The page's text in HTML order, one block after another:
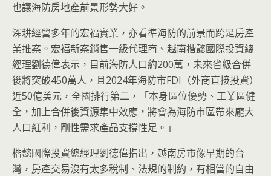
也讓海防房地產前景形勢大好。
深耕經營多年的宏福實業，亦看準海防的前景而跨足房產
業推案。宏福新案銷售一級代理商、越南楷懿國際投資總
經理劉德偉表示，目前海防人口約200萬，未來省級合併
後將突破450萬人，且2024年海防市FDI（外商直接投資）
近50億美元，全國排行第二，「本身區位優勢、工業區健
全，加上合併後資源集中效應，將會為海防市區帶來龐大
人口紅利，剛性需求產品支撐性足。」
楷懿國際投資總經理劉德偉指出，越南房市像早期的台
灣，房產交易沒有太多稅制、法規的制約，有相當的自由